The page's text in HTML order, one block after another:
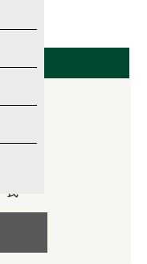
月)
氏